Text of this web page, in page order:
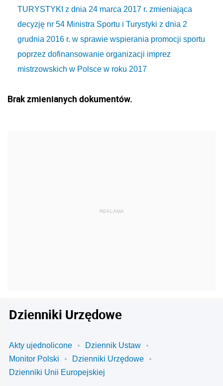
TURYSTYKI z dnia 24 marca 2017 r. zmieniająca
decyzję nr 54 Ministra Sportu i Turystyki z dnia 2
grudnia 2016 r. w sprawie wspierania promocji sportu
poprzez dofinansowanie organizacji imprez
mistrzowskich w Polsce w roku 2017
Brak zmienianych dokumentów.
Dzienniki Urzędowe
Akty ujednolicone
Dziennik Ustaw
Monitor Polski
Dzienniki Urzędowe
Dzienniki Unii Europejskiej